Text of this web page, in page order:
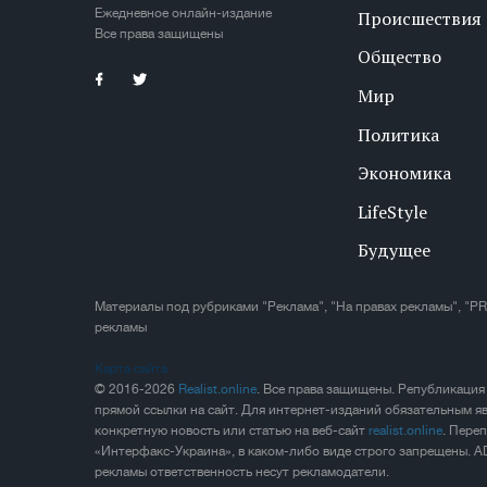
Ежедневное онлайн-издание
Все права защищены
Происшествия
Общество
Мир
Политика
Экономика
LifeStyle
Будущее
Материалы под рубриками "Реклама", "На правах рекламы",
рекламы
Карта сайта
© 2016-2026 Realist.online. Все права защищены.
прямой ссылки на сайт. Для интернет-изданий обязательным
конкретную новость или статью на веб-сайтrealist.online.
«Интерфакс-Украина», в каком-либо виде строго запрещены.
рекламы ответственность несут рекламодатели.